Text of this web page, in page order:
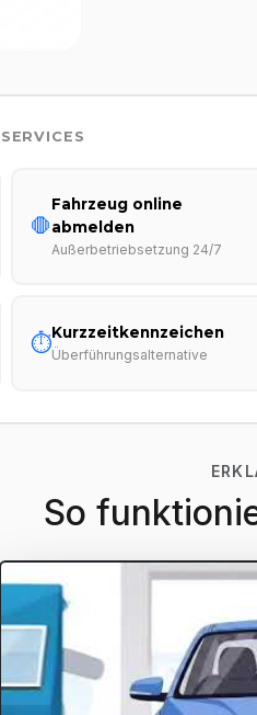
🛑
Fahrzeug online
abmelden
Außerbetriebsetzung 24/7
⏱️Kurzzeitkennzeichen
Überführungsalternative
So